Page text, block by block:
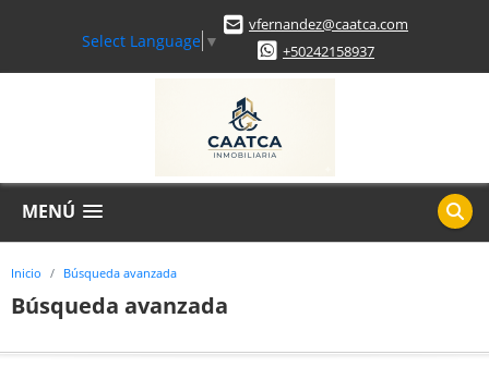
Select Language ▼
vfernandez@caatca.com
+50242158937
MENÚ
Inicio Búsqueda avanzada
Búsqueda avanzada